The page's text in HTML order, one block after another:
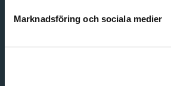
Marknadsföring och sociala medier